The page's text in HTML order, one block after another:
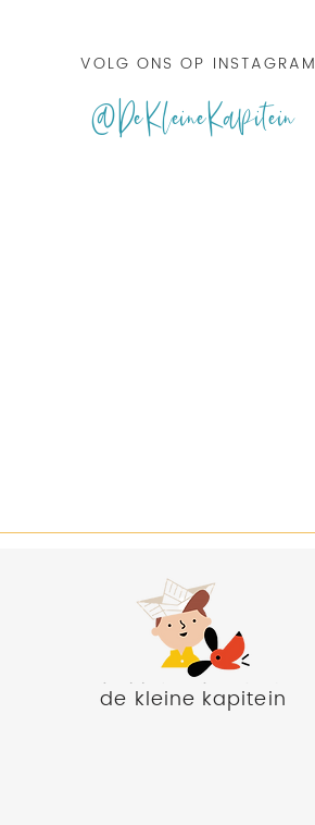
VOLG ONS OP INSTAGRAM
@DeKleineKapitein
de kleine kapitein